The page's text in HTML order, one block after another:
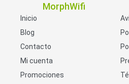
MorphWifi
Inicio
Blog
Contacto
Mi cuenta
Promociones